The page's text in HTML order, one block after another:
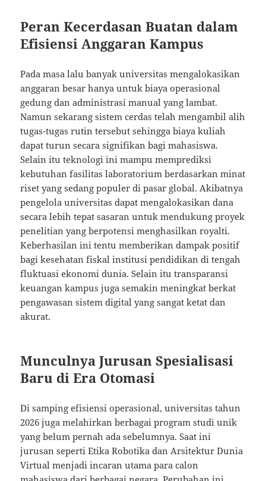
Peran Kecerdasan Buatan dalam
Efisiensi Anggaran Kampus
Pada masa lalu banyak universitas mengalokasikan
anggaran besar hanya untuk biaya operasional
gedung dan administrasi manual yang lambat.
Namun sekarang sistem cerdas telah mengambil alih
tugas-tugas rutin tersebut sehingga biaya kuliah
dapat turun secara signifikan bagi mahasiswa.
Selain itu teknologi ini mampu memprediksi
kebutuhan fasilitas laboratorium berdasarkan minat
riset yang sedang populer di pasar global. Akibatnya
pengelola universitas dapat mengalokasikan dana
secara lebih tepat sasaran untuk mendukung proyek
penelitian yang berpotensi menghasilkan royalti.
Keberhasilan ini tentu memberikan dampak positif
bagi kesehatan fiskal institusi pendidikan di tengah
fluktuasi ekonomi dunia. Selain itu transparansi
keuangan kampus juga semakin meningkat berkat
pengawasan sistem digital yang sangat ketat dan
akurat.
Munculnya Jurusan Spesialisasi
Baru di Era Otomasi
Di samping efisiensi operasional, universitas tahun
2026 juga melahirkan berbagai program studi unik
yang belum pernah ada sebelumnya. Saat ini
jurusan seperti Etika Robotika dan Arsitektur Dunia
Virtual menjadi incaran utama para calon